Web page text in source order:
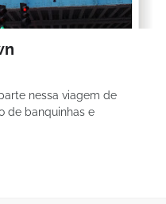
nessa viagem de
de banquinhas e